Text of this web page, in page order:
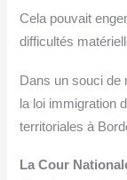
Cela pouvait
difficultés
Dans un souci de
la loi immigration
territoriales à
La Cour